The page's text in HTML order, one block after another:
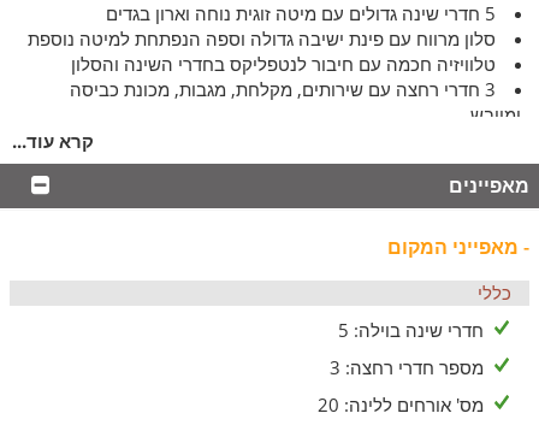
5 חדרי שינה גדולים עם מיטה זוגית נוחה וארון בגדים
סלון מרווח עם פינת ישיבה גדולה וספה הנפתחת למיטה נוספת
טלוויזיה חכמה עם חיבור לנטפליקס בחדרי השינה והסלון
3 חדרי רחצה עם שירותים, מקלחת, מגבות, מכונת כביסה
ומייבש
מטבח מאובזר בו תמצאו מכונת אספרסו, מקרר, מיקורגל, בר
מים, כלי אוכל ושולחן אוכל גדול
חצר הוילה
חצר גדולה ומטופחת המשקיפה להרים וכוללת:
בריכה גדולה ומגודרת וג'קוזי ספא מפנק
שולחנות סנוקר ופינג פונג
מקרן ומערכת קריוקי
פינות ישיבה נוחות
בתשלום נוסף
קרא עוד...
מאפיינים
- מאפייני המקום
כללי
חדרי שינה בוילה: 5
מספר חדרי רחצה: 3
מס' אורחים ללינה: 20